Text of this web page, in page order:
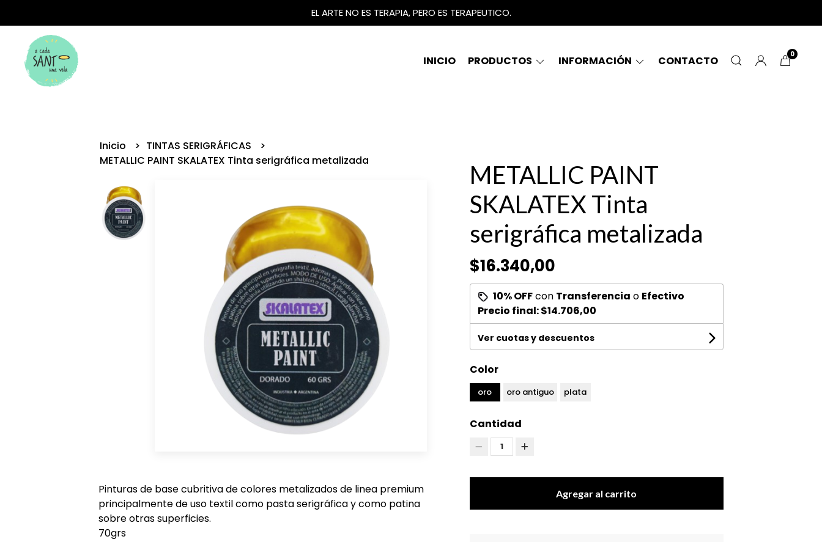
EL ARTE NO ES TERAPIA, PERO ES TERAPEUTICO.
INICIO PRODUCTOS INFORMACIÓN CONTACTO 0
Inicio
TINTAS SERIGRÁFICAS
METALLIC PAINT SKALATEX Tinta serigráfica metalizada
Pinturas de base cubritiva de colores metalizados de linea premium
principalmente de uso textil como pasta serigráfica y como patina
sobre otras superficies.
70grs
METALLIC PAINT
SKALATEX Tinta
serigráfica metalizada
$16.340,00
10% OFFcon Transferencia o Efectivo
Precio final:$14.706,00
Ver cuotas y descuentos
Color
oro oro antiguo plata
Cantidad
1
Agregar al carrito